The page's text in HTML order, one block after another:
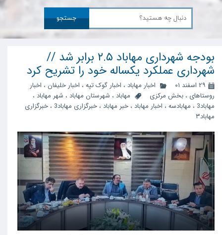
جستجو
بودجه شهرداری مهاباد ۲.۵ برابر شد //
شهرداری عملکرد یکساله خود را تشریح کرد
۲۹ اسفند ۰۱ اخبار مهاباد ، اخبار گوک تپه ، اخبار خلیفان ، اخبار
روستاهای ، بخش مرکزی مهاباد ، شهرستان مهاباد ، شهر مهاباد ،
مهاباد3 ، مهابادسه ، اخبار مهاباد ، خبر مهاباد ، خبرگزاری مهاباد3 ، خبرگزاری
مهاباد۳